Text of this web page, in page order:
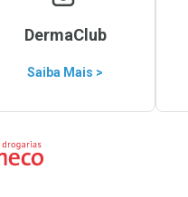
DermaClub
Saiba Mais >